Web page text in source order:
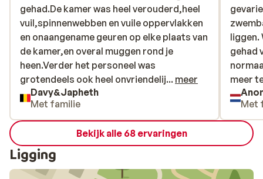
gehad.De kamer was heel verouderd,heel
vuil,spinnenwebben en vuile oppervlakken
en onaangename geuren op elke plaats van
de kamer,en overal muggen rond je
heen.Verder het personeel was
grotendeels ook heel onvriendelijk en de
all-in formule is totaal niet all-in.
gehad.De kamer was heel verouderd,heel
vuil,spinnenwebben en vuile oppervlakken
en onaangename geuren op elke plaats van
de kamer,en overal muggen rond je
heen.Verder het personeel was
grotendeels ook heel onvriendelij... meer
Davy&Japheth
Met familie
liggen.
gehad
meer
liggen.
gehad
meer
Met
Bekijk alle 68 ervaringen
Ligging